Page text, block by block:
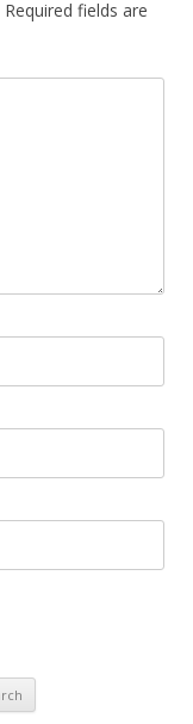
Required fields are